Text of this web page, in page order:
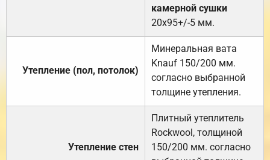
камерной сушки
20х95+/-5 мм.
Утепление (пол, потолок)
Минеральная вата
Knauf 150/200 мм.
согласно выбранной
толщине утепления.
Утепление стен
Плитный утеплитель
Rockwool, толщиной
150/200 мм. согласно